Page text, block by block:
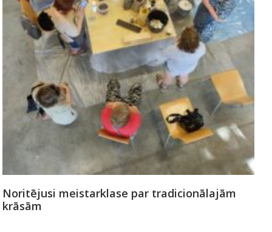
Noritējusi meistarklase par tradicionālajām
krāsām